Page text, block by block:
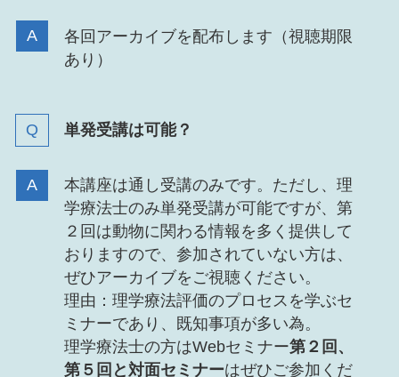
各回アーカイブを配布します（視聴期限
あり）
単発受講は可能？
本講座は通し受講のみです。ただし、理
学療法士のみ単発受講が可能ですが、第
２回は動物に関わる情報を多く提供して
おりますので、参加されていない方は、
ぜひアーカイブをご視聴ください。
理由：理学療法評価のプロセスを学ぶセ
ミナーであり、既知事項が多い為。
理学療法士の方はWebセミナー第２回、
第５回と対面セミナーはぜひご参加くだ